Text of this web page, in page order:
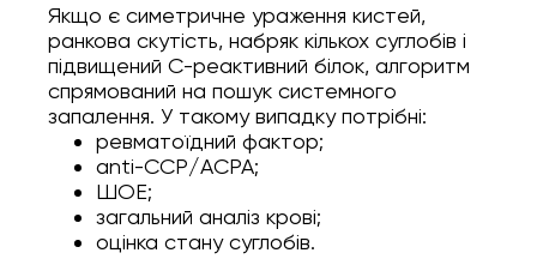
Якщо є симетричне ураження кистей,
ранкова скутість, набряк кількох суглобів і
підвищений С-реактивний білок, алгоритм
спрямований на пошук системного
запалення. У такому випадку потрібні:
ревматоїдний фактор;
anti-CCP/ACPA;
ШОЕ;
загальний аналіз крові;
оцінка стану суглобів.